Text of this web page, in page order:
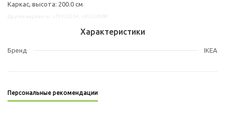
Каркас, высота: 200.0 см
Характеристики
Бренд IKEA
Персональные рекомендации